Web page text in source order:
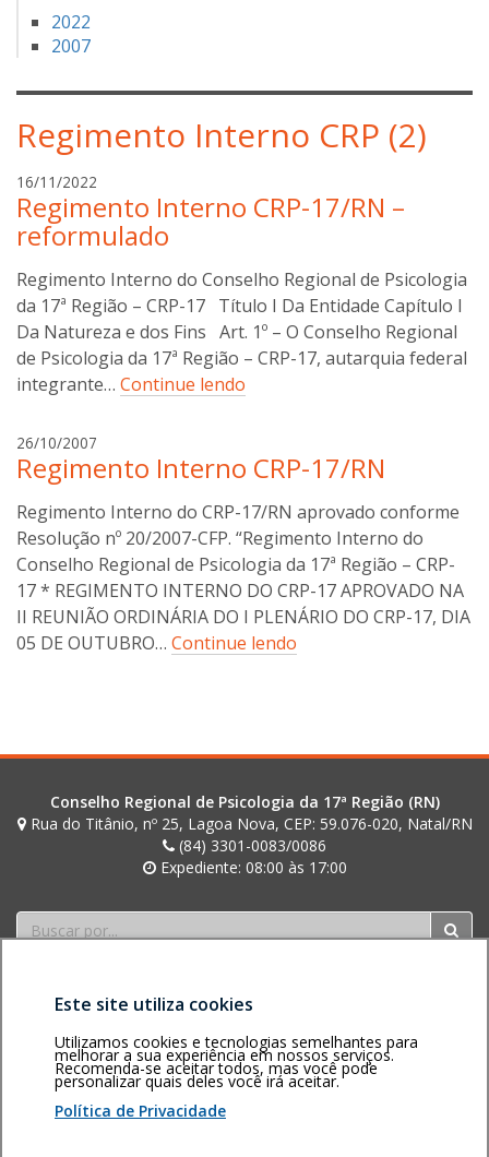
2022
2007
Regimento Interno CRP (2)
16/11/2022
n
a
b
o
t
t
n
i
Regimento Interno CRP-17/RN –
reformulado
Regimento Interno do Conselho Regional de Psicologia
da 17ª Região – CRP-17 Título I Da Entidade Capítulo I
Da Natureza e dos Fins Art. 1º – O Conselho Regional
de Psicologia da 17ª Região – CRP-17, autarquia federal
integrante… Continue lendo
26/10/2007
n
b
o
t
t
i
n
i
Regimento Interno CRP-17/RN
Regimento Interno do CRP-17/RN aprovado conforme
Resolução nº 20/2007-CFP. “Regimento Interno do
Conselho Regional de Psicologia da 17ª Região – CRP-
17 * REGIMENTO INTERNO DO CRP-17 APROVADO NA
II REUNIÃO ORDINÁRIA DO I PLENÁRIO DO CRP-17, DIA
05 DE OUTUBRO… Continue lendo
Conselho Regional de Psicologia da 17ª Região (RN)
Rua do Titânio, nº 25, Lagoa Nova, CEP: 59.076-020, Natal/RN
(84) 3301-0083/0086
Expediente: 08:00 às 17:00
Buscar
Área restritaPolítica de
privacidadePersonalização
de cookies
Este site utiliza cookies
Utilizamos cookies e tecnologias semelhantes para
melhorar a sua experiência em nossos serviços.
Recomenda-se aceitar todos, mas você pode
personalizar quais deles você irá aceitar.
Política de Privacidade